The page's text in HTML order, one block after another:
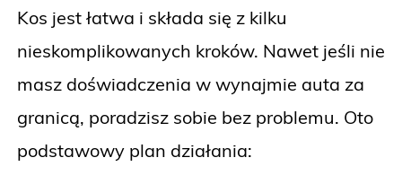
Kos jest łatwa i składa się z kilku
nieskomplikowanych kroków. Nawet jeśli nie
masz doświadczenia w wynajmie auta za
granicą, poradzisz sobie bez problemu. Oto
podstawowy plan działania: